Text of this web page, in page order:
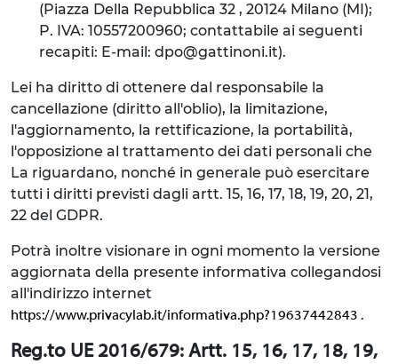
(Piazza Della Repubblica 32 , 20124 Milano (MI);
P. IVA: 10557200960; contattabile ai seguenti
recapiti: E-mail: dpo@gattinoni.it).
Lei ha diritto di ottenere dal responsabile la
cancellazione (diritto all'oblio), la limitazione,
l'aggiornamento, la rettificazione, la portabilità,
l'opposizione al trattamento dei dati personali che
La riguardano, nonché in generale può esercitare
tutti i diritti previsti dagli artt. 15, 16, 17, 18, 19, 20, 21,
22 del GDPR.
Potrà inoltre visionare in ogni momento la versione
aggiornata della presente informativa collegandosi
all'indirizzo internet
https://www.privacylab.it/informativa.php?19637442843 .
Reg.to UE 2016/679: Artt. 15, 16, 17, 18, 19,